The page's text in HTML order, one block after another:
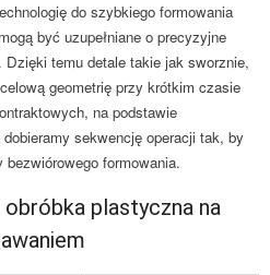
do szybkiego formowania
być uzupełniane o precyzyjne
temu detale takie jak sworznie,
geometrię przy krótkim czasie
na podstawie
sekwencję operacji tak, by
formowania.
plastyczna na